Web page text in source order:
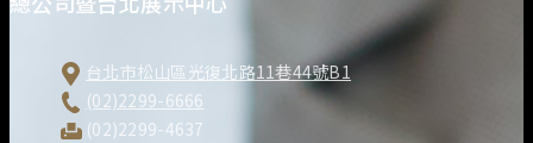
台北市松山區光復北路11巷44號B1
(02)2299-6666
(02)2299-4637